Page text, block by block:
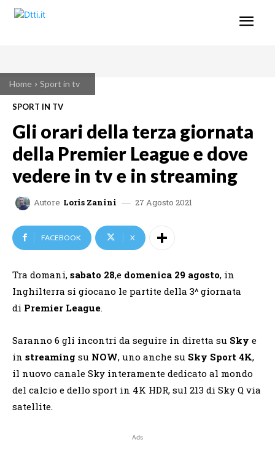
Home Sport in tv
SPORT IN TV
Gli orari della terza giornata
della Premier League e dove
vedere in tv e in streaming
Autore Loris Zanini 27 Agosto 2021
FACEBOOK X
Tra domani, sabato 28,e domenica 29 agosto, in
Inghilterra si giocano le partite della 3^ giornata
di Premier League.
Saranno 6 gli incontri da seguire in diretta su Sky e
in streaming su NOW, uno anche su Sky Sport 4K,
il nuovo canale Sky interamente dedicato al mondo
del calcio e dello sport in 4K HDR, sul 213 di Sky Q via
satellite.
Ads